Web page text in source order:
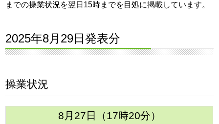
までの操業状況を翌日15時までを目処に掲載しています。
2025年8月29日発表分
操業状況
8月27日（17時20分）